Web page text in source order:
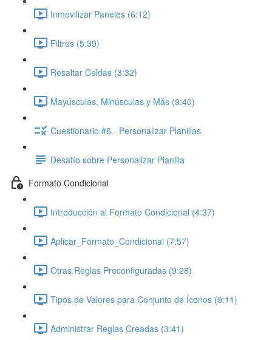
Inmovilizar Paneles (6:12)
Filtros (5:39)
Resaltar Celdas (3:32)
Mayúsculas, Minúsculas y Más (9:40)
Cuestionario #6 - Personalizar Planillas
Desafío sobre Personalizar Planilla
Formato Condicional
Introducción al Formato Condicional (4:37)
Aplicar_Formato_Condicional (7:57)
Otras Reglas Preconfiguradas (9:28)
Tipos de Valores para Conjunto de Íconos (9:11)
Administrar Reglas Creadas (3:41)